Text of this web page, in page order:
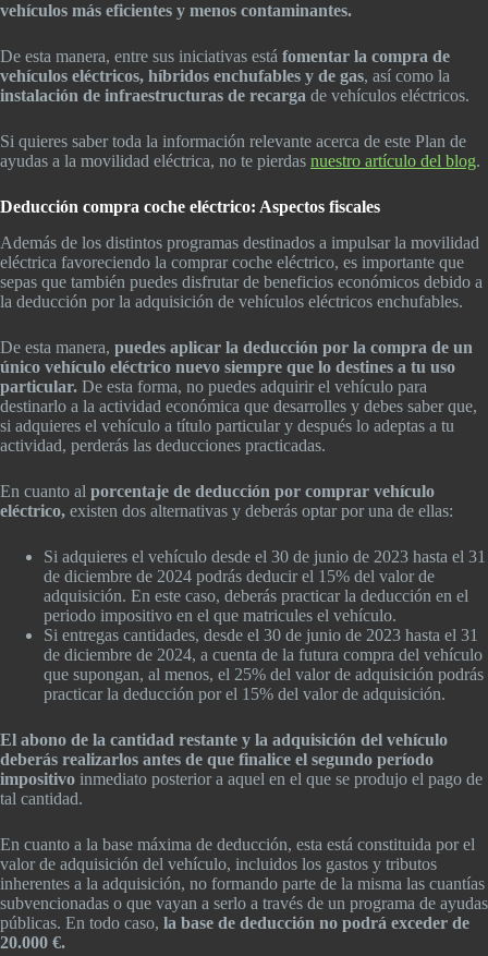
vehículos más eficientes y menos contaminantes.
De esta manera, entre sus iniciativas está fomentar la compra de
vehículos eléctricos, híbridos enchufables y de gas, así como la
instalación de infraestructuras de recarga de vehículos eléctricos.
Si quieres saber toda la información relevante acerca de este Plan de
ayudas a la movilidad eléctrica, no te pierdas nuestro artículo del blog.
Deducción compra coche eléctrico: Aspectos fiscales
Además de los distintos programas destinados a impulsar la movilidad
eléctrica favoreciendo la comprar coche eléctrico, es importante que
sepas que también puedes disfrutar de beneficios económicos debido a
la deducción por la adquisición de vehículos eléctricos enchufables.
De esta manera, puedes aplicar la deducción por la compra de un
único vehículo eléctrico nuevo siempre que lo destines a tu uso
particular. De esta forma, no puedes adquirir el vehículo para
destinarlo a la actividad económica que desarrolles y debes saber que,
si adquieres el vehículo a título particular y después lo adeptas a tu
actividad, perderás las deducciones practicadas.
En cuanto al porcentaje de deducción por comprar vehículo
eléctrico, existen dos alternativas y deberás optar por una de ellas:
Si adquieres el vehículo desde el 30 de junio de 2023 hasta el 31
de diciembre de 2024 podrás deducir el 15% del valor de
adquisición. En este caso, deberás practicar la deducción en el
periodo impositivo en el que matricules el vehículo.
Si entregas cantidades, desde el 30 de junio de 2023 hasta el 31
de diciembre de 2024, a cuenta de la futura compra del vehículo
que supongan, al menos, el 25% del valor de adquisición podrás
practicar la deducción por el 15% del valor de adquisición.
El abono de la cantidad restante y la adquisición del vehículo
deberás realizarlos antes de que finalice el segundo período
impositivo inmediato posterior a aquel en el que se produjo el pago de
tal cantidad.
En cuanto a la base máxima de deducción, esta está constituida por el
valor de adquisición del vehículo, incluidos los gastos y tributos
inherentes a la adquisición, no formando parte de la misma las cuantías
subvencionadas o que vayan a serlo a través de un programa de ayudas
públicas. En todo caso, la base de deducción no podrá exceder de
20.000 €.